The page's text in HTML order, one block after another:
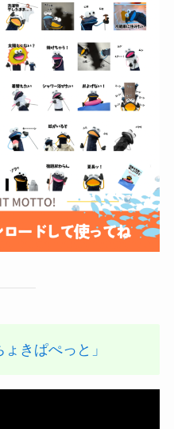
きぱぺっと」